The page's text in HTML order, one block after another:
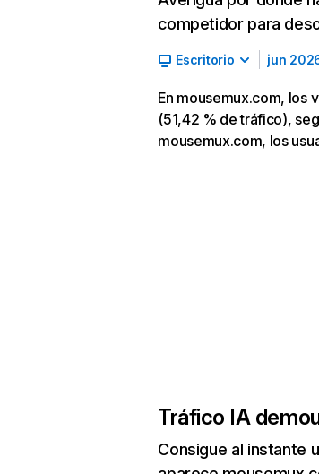
competidor para
Escritorio jun
En mousemux.com, los
(51,42 % de tráfico),
mousemux.com, los
Tráfico IA de
Consigue al instante